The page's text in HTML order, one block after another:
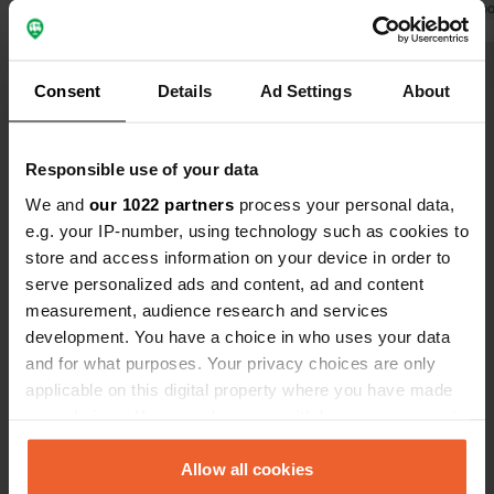
Consent Details Ad Settings About
Responsible use of your data
We and our 1022 partners process your personal data,
e.g. your IP-number, using technology such as cookies to
store and access information on your device in order to
serve personalized ads and content, ad and content
measurement, audience research and services
development. You have a choice in who uses your data
and for what purposes. Your privacy choices are only
applicable on this digital property where you have made
any time from the Cookie Declaration or by clicking on
the Privacy trigger icon.Allow all cookies
avantage, mais personnellement, ça
ne m'a pas plu. J'ai également trouvé
l'équipe de la réception était très
sympathique.
Traduit par GoogleAfficher l'original
Traduit par
Voir tous les 61 avis
Es-tu déjà venu ici ?
Contact